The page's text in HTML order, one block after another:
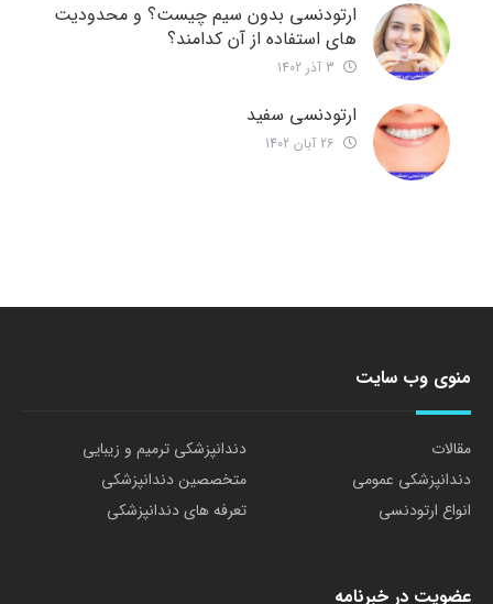
ارتودنسی بدون سیم چیست؟ و محدودیت
های استفاده از آن کدامند؟
ارتودنسی سفید
منوی وب سایت
مقالات
دندانپزشکی ترمیم و زیبایی
دندانپزشکی عمومی
متخصصین دندانپزشکی
انواع ارتودنسی
تعرفه های دندانپزشکی
عضویت در خبرنامه